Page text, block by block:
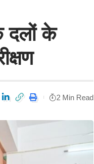
दलों के
2 Min Read